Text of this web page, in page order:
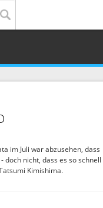
im Juli war abzusehen, dass
nicht, dass es so schnell
Kimishima.